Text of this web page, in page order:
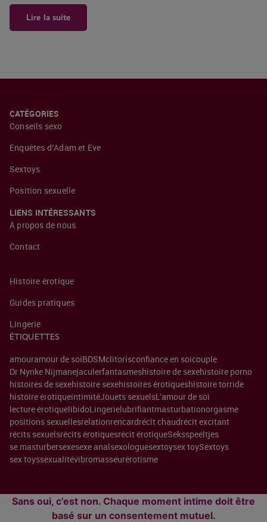
Lire la suite
CATÉGORIES
Conseils sexo
Enquêtes d’Adam et Eve
Sextoys
Position sexuelle
LIENS INTÉRESSANTS
À propos de nous
Contact
Histoire érotique
Guides pratiques
Lingerie
ÉTIQUETTES
amouramour de soiBDSMclitorisconfiance en soicouple
Dr Nynke Nijmanejaculerfantasmeshistoire de sexehistoire porno
histoires de sexehistoire sexehistoires érotiqueshistoire torride
histoire érotiqueintimitéJouets sexuelsL'amour de soi
lecture érotiquelibidoLingerielubrifiantmasturbationorgasme
positions sexuellesrelationrencardrécit chaudrécit excitant
récits sexuelsrécits érotiquesrécit érotiqueSeksspeeltjes
se masturbersexesexe analsexologuesextoysex toySextoys
sex toyssexualitévibromasseurérotisme
Sans oui, c’est non. Chaque moment intime doit être
basé sur un consentement mutuel.